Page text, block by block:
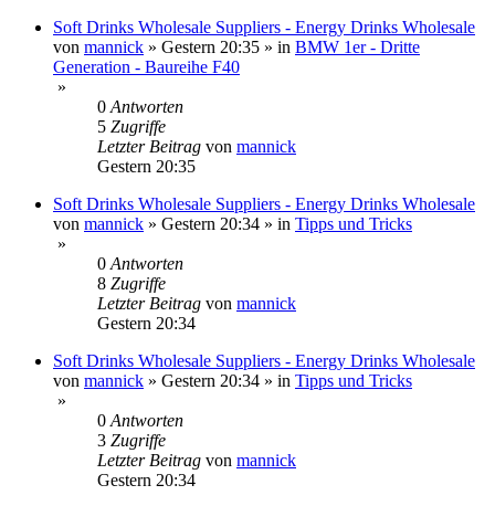
Soft Drinks Wholesale Suppliers - Energy Drinks Wholesale
von mannick » Gestern 20:35 » in BMW 1er - Dritte
Generation - Baureihe F40
»
0 Antworten
5 Zugriffe
Letzter Beitrag von mannick
Gestern 20:35
Soft Drinks Wholesale Suppliers - Energy Drinks Wholesale
von mannick » Gestern 20:34 » in Tipps und Tricks
»
0 Antworten
8 Zugriffe
Letzter Beitrag von mannick
Gestern 20:34
Soft Drinks Wholesale Suppliers - Energy Drinks Wholesale
von mannick » Gestern 20:34 » in Tipps und Tricks
»
0 Antworten
3 Zugriffe
Letzter Beitrag von mannick
Gestern 20:34